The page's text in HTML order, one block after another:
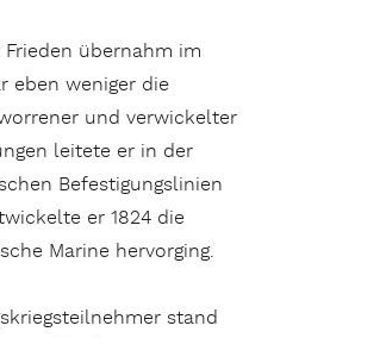
übernahm im
eben weniger die
und verwickelter
leitete er in der
Befestigungslinien
er 1824 die
Marine hervorging.
stand